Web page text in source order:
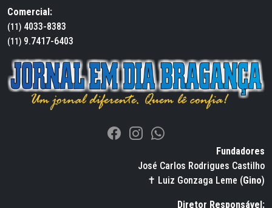
Comercial:
(11) 4033-8383
(11) 9.7417-6403
Fundadores
José Carlos Rodrigues Castilho
✝ Luiz Gonzaga Leme (Gino)
Diretor Responsável: